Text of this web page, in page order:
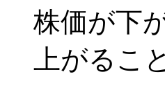
株価が下
上がるこ